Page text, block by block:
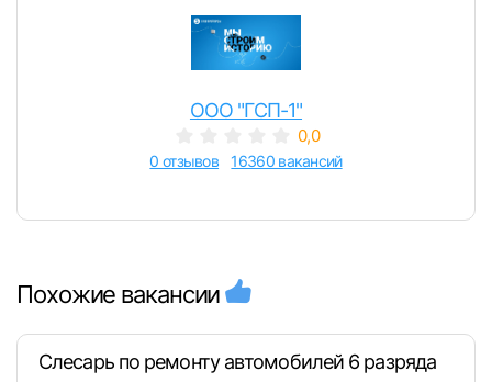
Войти
ООО "ГСП-1"
0,0
0 отзывов 16360 вакансий
Похожие вакансии
Слесарь по ремонту автомобилей 6 разряда